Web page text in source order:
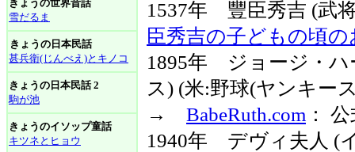
きょうの世界昔話
雪だるま
きょうの日本民話
甚兵衛(じんべえ)とキノコ
きょうの日本民話 2
駒が池
きょうのイソップ童話
キツネとヒョウ
1537年 豐臣秀吉 (
臣秀吉の子どもの頃の
1895年 ジョージ・ハ
ス) (米:野球(ヤンキー
→ BabeRuth.com ：
1940年 デヴィ夫人 (